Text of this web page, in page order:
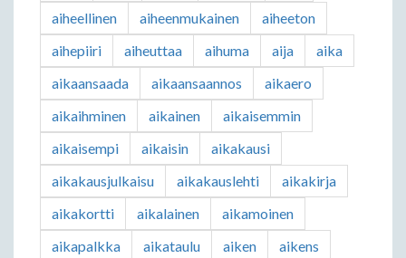
aiheellinen
aiheenmukainen
aiheeton
aihepiiri
aiheuttaa aihuma aija
aika
aikaansaada
aikaansaannos
aikaero
aikaihminen
aikainen
aikaisemmin
aikaisempi
aikaisin
aikakausi
aikakausjulkaisu
aikakauslehti
aikakirja
aikakortti
aikalainen
aikamoinen
aikapalkka
aikataulu aiken
aikens